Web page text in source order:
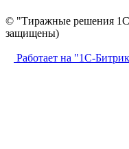
© "Тиражные решения
защищены)
Работает на "1С-